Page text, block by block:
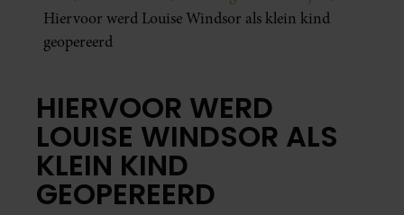
Hiervoor werd Louise Windsor als klein kind
geopereerd
HIERVOOR WERD
LOUISE WINDSOR ALS
KLEIN KIND
GEOPEREERD